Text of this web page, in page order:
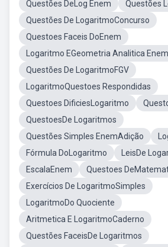
Questões DeLog Enem
Questões
Questões De LogaritmoConcurso
Questoes Faceis DoEnem
Logaritmo EGeometria Analitica Enem
Questões De LogaritmoFGV
LogaritmoQuestoes Respondidas
Questoes DificiesLogaritmo
QuestoesDe Logaritmos
Questões Simples EnemAdição
Fórmula DoLogaritmo
LeisDe
EscalaEnem
Questoes
Exercícios De LogaritmoSimples
LogaritmoDo Quociente
Aritmetica E LogaritmoCaderno
Questões FaceisDe Logaritmos